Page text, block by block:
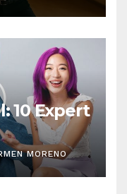
10 Expert
MORENO